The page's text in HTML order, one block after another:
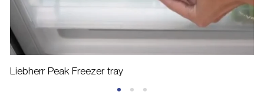
Liebherr Peak Freezer tray